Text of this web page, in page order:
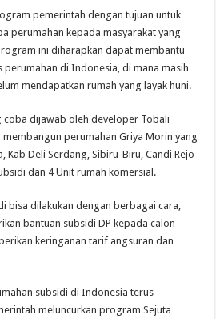
pemerintah dengan tujuan untuk
perumahan kepada masyarakat yang
ini diharapkan dapat membantu
perumahan di Indonesia, di mana masih
mendapatkan rumah yang layak huni.
coba dijawab oleh developer Tobali
membangun perumahan Griya Morin yang
Kab Deli Serdang, Sibiru-Biru, Candi Rejo
dan 4 Unit rumah komersial.
bisa dilakukan dengan berbagai cara,
bantuan subsidi DP kepada calon
keringanan tarif angsuran dan
subsidi di Indonesia terus
meluncurkan program Sejuta